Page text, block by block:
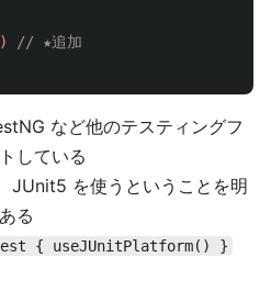
// ★追加
など他のテスティングフ
している
JUnit5 を使うということを明
る
{ useJUnitPlatform() }